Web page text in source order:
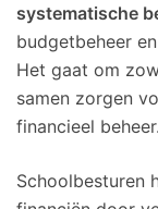
systematische
budgetbeheer
Het gaat om
samen zorgen
financieel beheer.
Schoolbesturen